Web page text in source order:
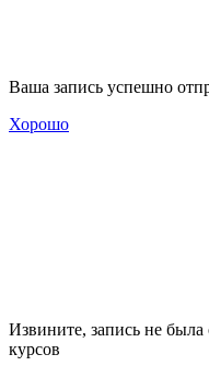
Ваша запись успешно
Хорошо
Извините, запись не
курсов